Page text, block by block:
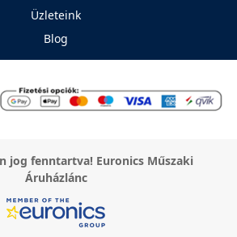
Üzleteink
Blog
jog fenntartva! Euronics Műszaki
Áruházlánc